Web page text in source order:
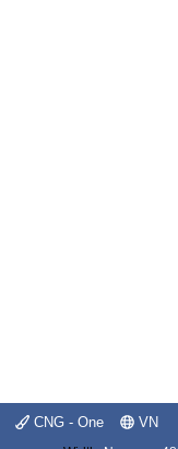
CNG - One VN